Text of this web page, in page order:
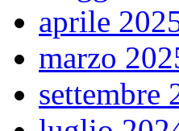
aprile
marzo
settembre